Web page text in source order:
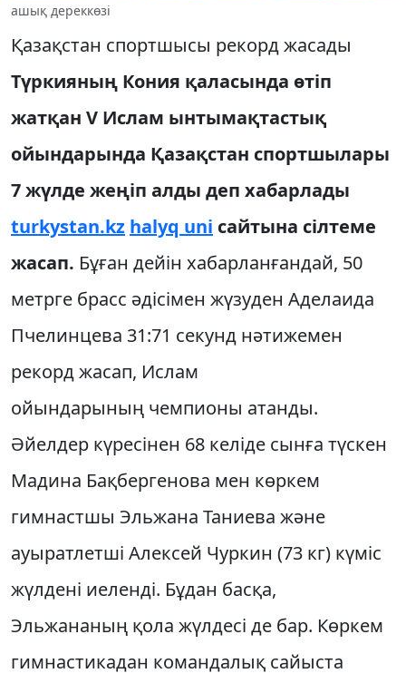
ашық дереккөзі
Қазақстан спортшысы рекорд жасады
Түркияның Кония қаласында өтіп
жатқан V Ислам ынтымақтастық
ойындарында Қазақстан спортшылары
7 жүлде жеңіп алды деп хабарлады
turkystan.kz halyq uni сайтына сілтеме
жасап. Бұған дейін хабарланғандай, 50
метрге брасс әдісімен жүзуден Аделаида
Пчелинцева 31:71 секунд нәтижемен
рекорд жасап, Ислам
ойындарының чемпионы атанды.
Әйелдер күресінен 68 келіде сынға түскен
Мадина Бақбергенова мен көркем
гимнастшы Эльжана Таниева және
ауыратлетші Алексей Чуркин (73 кг) күміс
жүлдені иеленді. Бұдан басқа,
Эльжананың қола жүлдесі де бар. Көркем
гимнастикадан командалық сайыста